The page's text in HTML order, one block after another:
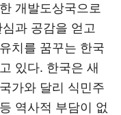
개발도상국으로
과 공감을 얻고
치를 꿈꾸는 한국
있다. 한국은 새
가와 달리 식민주
역사적 부담이 없